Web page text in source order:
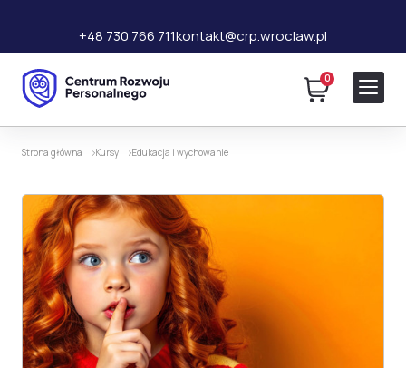
+48 730 766 711kontakt@crp.wroclaw.pl
0
220 zł Dodaj do koszyka
Strona główna Kursy Edukacja i wychowanie